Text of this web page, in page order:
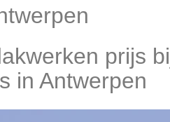
prijs
in Antwerpen